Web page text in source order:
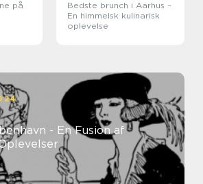
på
Bedste brunch i Aarhus –
En himmelsk kulinarisk
oplevelse
- En Fusion af